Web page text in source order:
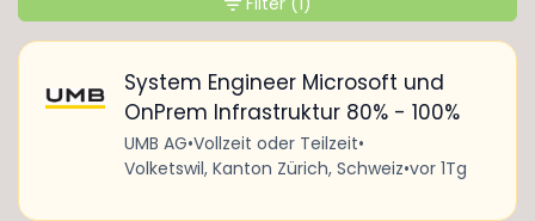
System Engineer Microsoft und
OnPrem Infrastruktur 80% - 100%
UMB AG•Vollzeit oder Teilzeit•
Volketswil, Kanton Zürich, Schweiz•vor 1Tg